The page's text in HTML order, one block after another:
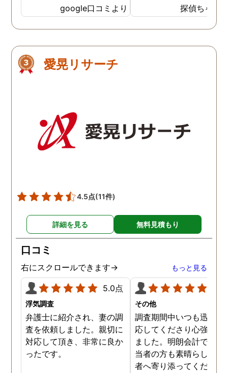
google口コミより
は違いますね。探偵ちゃん
愛晃リサーチ
4.5点(11件)
詳細を見る 無料見積もり
口コミ
右にスクロールできます→ もっと見る
5.0点
浮気調査
弁護士に紹介され、妻の調
査を依頼しました。親切に
対応して頂き、非常に良か
ったです。
その他
調査期間中いつも迅速に
応してくださり心強く感
ました。明朗会計ですし
当者の方も素晴らしく依
者へ寄り添ってください